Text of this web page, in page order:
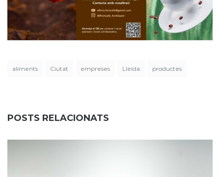
aliments Ciutat empreses Lleida productes
POSTS RELACIONATS